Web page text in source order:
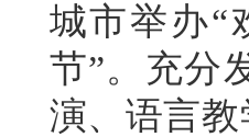
城市举办“
节”。充分
演、语言